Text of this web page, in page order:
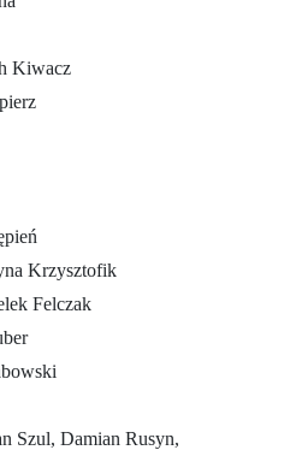
Kiwacz
Krzysztofik
Felczak
Szul, Damian Rusyn,